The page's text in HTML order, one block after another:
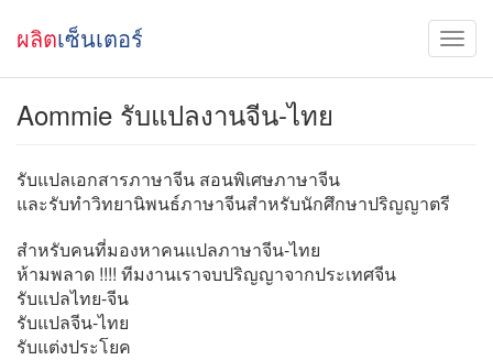
ผลิตเซ็นเตอร์
Aommie รับแปลงานจีน-ไทย
รับแปลเอกสารภาษาจีน สอนพิเศษภาษาจีน
และรับทำวิทยานิพนธ์ภาษาจีนสำหรับนักศึกษาปริญญาตรี
สำหรับคนที่มองหาคนแปลภาษาจีน-ไทย
ห้ามพลาด !!!! ทีมงานเราจบปริญญาจากประเทศจีน
รับแปลไทย-จีน
รับแปลจีน-ไทย
รับแต่งประโยค